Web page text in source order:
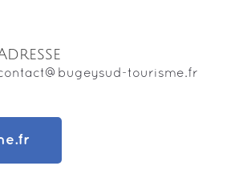
tourisme.fr